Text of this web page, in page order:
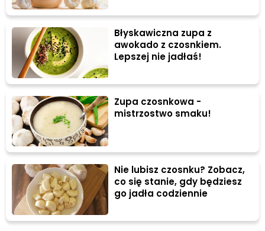
Błyskawiczna zupa z
awokado z czosnkiem.
Lepszej nie jadłaś!
Zupa czosnkowa -
mistrzostwo smaku!
Nie lubisz czosnku? Zobacz,
co się stanie, gdy będziesz
go jadła codziennie